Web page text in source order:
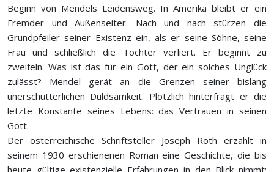
Beginn von Mendels Leidensweg. In Amerika bleibt er ein
Fremder und Außenseiter. Nach und nach stürzen die
Grundpfeiler seiner Existenz ein, als er seine Söhne, seine
Frau und schließlich die Tochter verliert. Er beginnt zu
zweifeln. Was ist das für ein Gott, der ein solches Unglück
zulässt? Mendel gerät an die Grenzen seiner bislang
unerschütterlichen Duldsamkeit. Plötzlich hinterfragt er die
letzte Konstante seines Lebens: das Vertrauen in seinen
Gott.
Der österreichische Schriftsteller Joseph Roth erzählt in
seinem 1930 erschienenen Roman eine Geschichte, die bis
heute gültige existenzielle Erfahrungen in den Blick nimmt: